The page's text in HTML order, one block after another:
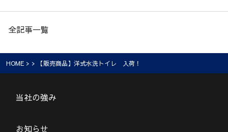
全記事一覧
HOME > > 【販売商品】洋式水洗トイレ 入荷！
当社の強み
お知らせ